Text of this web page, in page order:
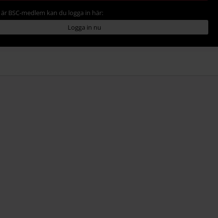
BSC-medlem kan du logga in här:
Logga in nu